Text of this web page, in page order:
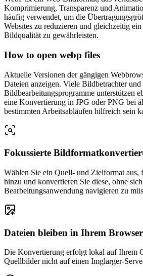
Komprimierung, Transparenz und
häufig verwendet, um die
Websites zu reduzieren und gleichzeitig ein
Bildqualität zu gewährleisten.
How to open webp files
Aktuelle Versionen der gängigen
Dateien anzeigen. Viele Bildbetrachter und
Bildbearbeitungsprogramme unterstützen
eine Konvertierung in JPG oder PNG bei
bestimmten Arbeitsabläufen hilfreich sein
Fokussierte
Wählen Sie ein Quell- und Zielformat aus,
hinzu und konvertieren Sie diese, ohne
Bearbeitungsanwendung navigieren zu
Dateien bleiben in Ihrem Browser
Die Konvertierung erfolgt lokal auf Ihrem
Quellbilder nicht auf einen Imglarger-